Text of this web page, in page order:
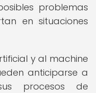
problemas
en situaciones
y al machine
anticiparse a
procesos de